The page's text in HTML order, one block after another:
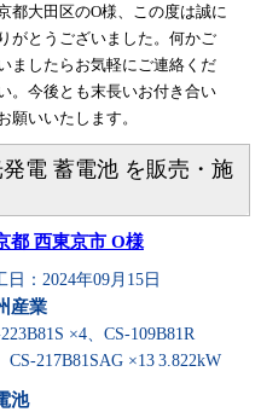
都大田区のO様、この度は誠に
がとうございました。何かご
ましたらお気軽にご連絡くだ
。今後とも末長いお付き合い
願いいたします。
電 蓄電池 を販売・施
都 西東京市 O様
日：2024年09月15日
産業
×4、CS-109B81R
CS-217B81SAG ×13 3.822kW
池